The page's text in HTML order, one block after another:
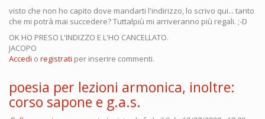
visto che non ho capito dove mandarti l'indirizzo, lo scrivo qui... tanto
che mi potrà mai succedere? Tuttalpiù mi arriveranno più regali. ;-D
OK HO PRESO L'INDIZZO E L'HO CANCELLATO.
JACOPO
Accedi o registrati per inserire commenti.
poesia per lezioni armonica, inoltre:
corso sapone e g.a.s.